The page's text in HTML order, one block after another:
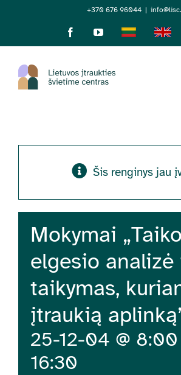
+370 676 96044 |
FacebookYouTubeLietuviškaiEnglish
Šis renginys jau
Mokymai
elgesio analizė
taikymas,
įtraukią
25-12-04 @ 8:00
16:30